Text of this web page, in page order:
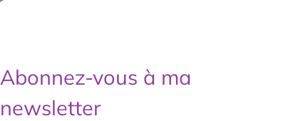
Abonnez-vous à ma
newsletter